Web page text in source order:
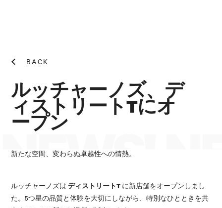
NEWS!
BACK
ルッチャーノズ、デ
ィストリートTにオ
ープン
新たな空間、変わらぬ卓越性への情熱。
ルッチャーノズはディストリートT に新店舗をオープンしまし
た。5つ星の品質と体験を大切にしながら、特別なひとときを共